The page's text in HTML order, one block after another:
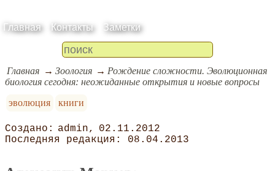
Главная Контакты Заметки
Главная Зоология
Рождение сложности. Эволюционная
биология сегодня: неожиданные открытия и новые вопросы
эволюция
книги
admin
02.11.2012
08.04.2013